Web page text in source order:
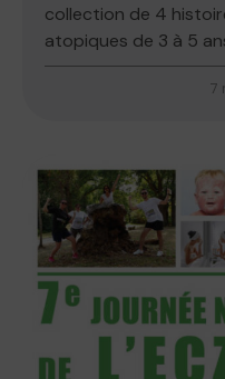
collection de 4
atopiques de 3 à 5
7